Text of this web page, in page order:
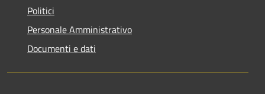
Politici
Personale Amministrativo
Documenti e dati